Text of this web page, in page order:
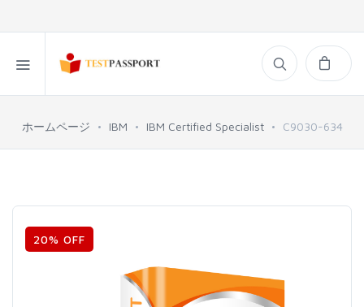
ホームページ IBM IBM Certified Specialist C9030-634
20% OFF